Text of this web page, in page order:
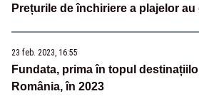
Prețurile de închiriere a plajelor
23 feb. 2023, 16:55
Fundata, prima în topul
România, în 2023